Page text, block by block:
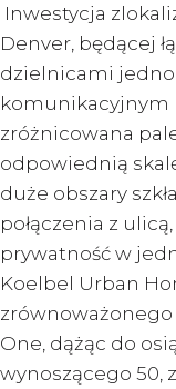
Inwestycja
Denver, będącej
dzielnicami
komunikacyjnym
zróżnicowana
odpowiednią
duże obszary
połączenia z
prywatność w
Koelbel Urban
One, dążąc do
wynoszącego 50,